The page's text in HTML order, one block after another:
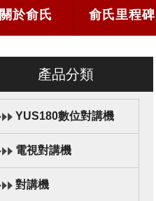
關於俞氏 俞氏里程碑
產品分類
YUS180數位對講機
電視對講機
對講機